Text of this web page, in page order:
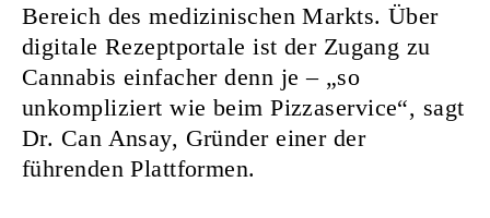
Bereich des medizinischen Markts. Über
digitale Rezeptportale ist der Zugang zu
Cannabis einfacher denn je – „so
unkompliziert wie beim Pizzaservice“, sagt
Dr. Can Ansay, Gründer einer der
führenden Plattformen.